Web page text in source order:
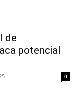
de
potencial
0